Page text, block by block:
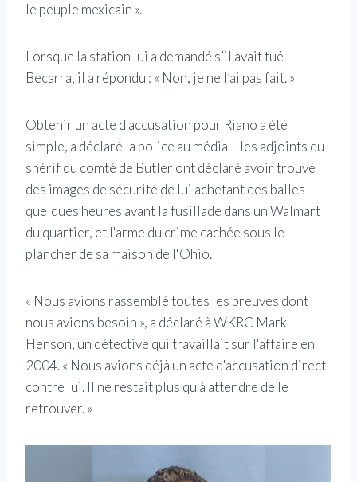
le peuple mexicain ».
Lorsque la station lui a demandé s’il avait tué
Becarra, il a répondu : « Non, je ne l’ai pas fait. »
Obtenir un acte d'accusation pour Riano a été
simple, a déclaré la police au média – les adjoints du
shérif du comté de Butler ont déclaré avoir trouvé
des images de sécurité de lui achetant des balles
quelques heures avant la fusillade dans un Walmart
du quartier, et l'arme du crime cachée sous le
plancher de sa maison de l'Ohio.
« Nous avions rassemblé toutes les preuves dont
nous avions besoin », a déclaré à WKRC Mark
Henson, un détective qui travaillait sur l'affaire en
2004. « Nous avions déjà un acte d'accusation direct
contre lui. Il ne restait plus qu'à attendre de le
retrouver. »